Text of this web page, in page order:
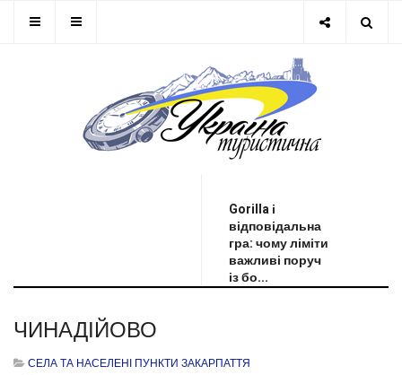
Gorilla і
відповідальна
гра: чому ліміти
важливі поруч
із бо...
ЧИНАДІЙОВО
СЕЛА ТА НАСЕЛЕНІ ПУНКТИ ЗАКАРПАТТЯ